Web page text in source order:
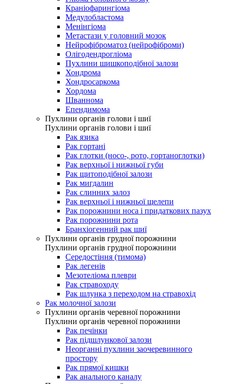
Краніофарингіома
Медулобластома
Менінгіома
Метастази у головний мозок
Нейрофіброматоз (нейрофіброми)
Олігодендрогліома
Пухлини шишкоподібної залози
Хондрома
Хондросаркома
Хордома
Шваннома
Епендимома
Пухлини органів голови і шиї
Пухлини органів голови і шиї
Рак язика
Рак гортані
Рак глотки (носо-, рото, гортаноглотки)
Рак верхньої і нижньої губи
Рак щитоподібної залози
Рак мигдалин
Рак слинних залоз
Рак верхньої і нижньої щелепи
Рак порожнини носа і придаткових пазух
Рак порожнини рота
Бранхіогенний рак шиї
Пухлини органів грудної порожнини
Пухлини органів грудної порожнини
Середостіння (тимома)
Рак легенів
Мезотеліома плеври
Рак стравоходу
Рак шлунка з переходом на стравохід
Рак молочної залози
Пухлини органів черевної порожнини
Пухлини органів черевної порожнини
Рак печінки
Рак підшлункової залози
Неорганні пухлини заочеревинного
простору
Рак прямої кишки
Рак анального каналу